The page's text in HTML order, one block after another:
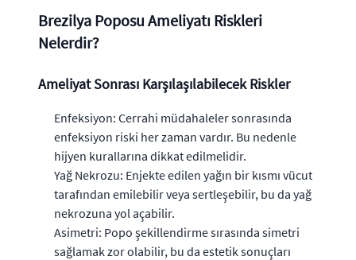
Brezilya Poposu Ameliyatı Riskleri
Nelerdir?
Ameliyat Sonrası Karşılaşılabilecek Riskler
Enfeksiyon: Cerrahi müdahaleler sonrasında
enfeksiyon riski her zaman vardır. Bu nedenle
hijyen kurallarına dikkat edilmelidir.
Yağ Nekrozu: Enjekte edilen yağın bir kısmı vücut
tarafından emilebilir veya sertleşebilir, bu da yağ
nekrozuna yol açabilir.
Asimetri: Popo şekillendirme sırasında simetri
sağlamak zor olabilir, bu da estetik sonuçları